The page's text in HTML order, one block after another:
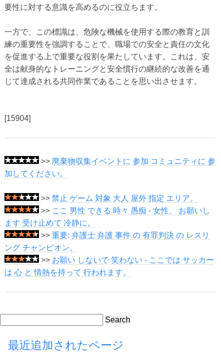
要性に対する意識を高めるのに役立ちます。
一方で、この標識は、危険な機械を使用する際の教育と訓
練の重要性を強調することで、職場での安全と責任の文化
を促進する上で重要な役割を果たしています。これは、安
全は献身的なトレーニングと安全慣行の継続的な改善を通
じて達成される共同作業であることを思い出させます。
[15904]
>> 廃棄物収集イベントに 参加 コミュニティに 参
加してください。
>> 禁止 ゲーム 対象 大人 屋外 指定 エリア。
>> ここ 男性 できる 時々 愚痴 - 女性、 お願いし
ます 受け止めて 冷静に。
>> 重要: 弁護士 弁護 事件 の 有罪判決 の レスリ
ング チャンピオン。
>> お願い しないで 笑わない - ここでは サッカー
は 心 と 情熱を持って 行われます。
Search
最近追加されたページ